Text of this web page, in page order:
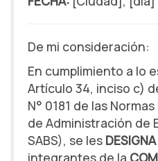
De mi consideración:
En cumplimiento a lo
Artículo 34, inciso c)
N° 0181 de las
de Administración de
SABS), se les DESIGNA
integrantes de la